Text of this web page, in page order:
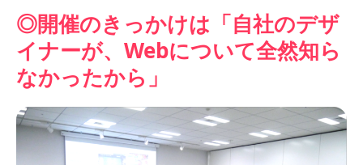
◎開催のきっかけは「自社のデザ
イナーが、Webについて全然知ら
なかったから」